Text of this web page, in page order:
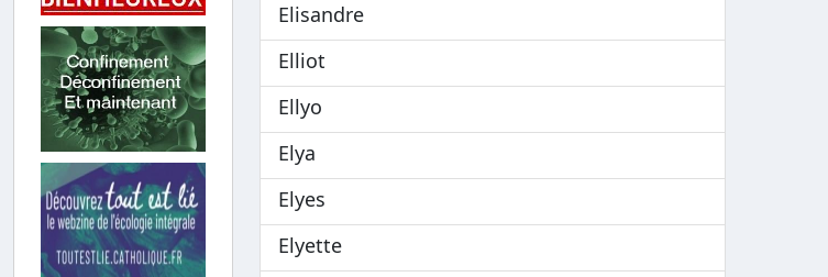
Elisandre
Elliot
Ellyo
Elya
Elyes
Elyette